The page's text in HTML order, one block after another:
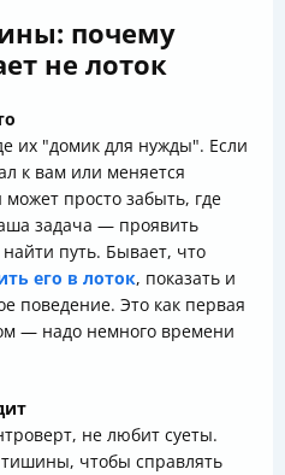
почему
не лоток
их "домик для нужды". Если
к вам или меняется
просто забыть, где
задача — проявить
путь. Бывает, что
его в лоток, показать и
поведение. Это как первая
— надо немного времени
не любит суеты.
чтобы справлять